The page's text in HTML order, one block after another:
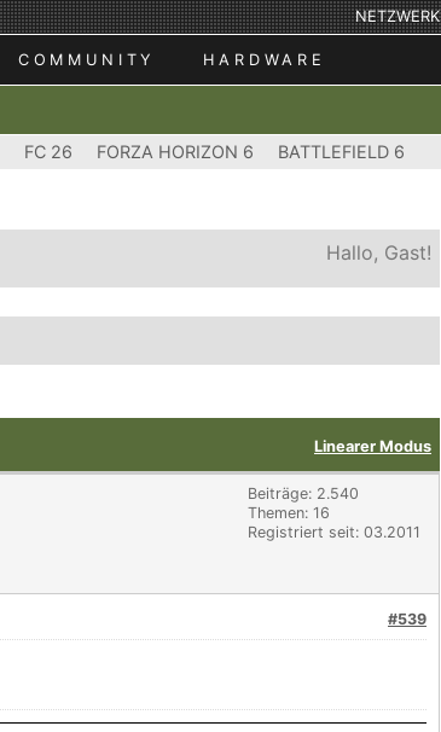
NETZWERK
COMMUNITY HARDWARE
FC 26 FORZA HORIZON 6 BATTLEFIELD 6
Hallo, Gast!
Linearer Modus
Beiträge: 2.540
Themen: 16
Registriert seit: 03.2011
#539